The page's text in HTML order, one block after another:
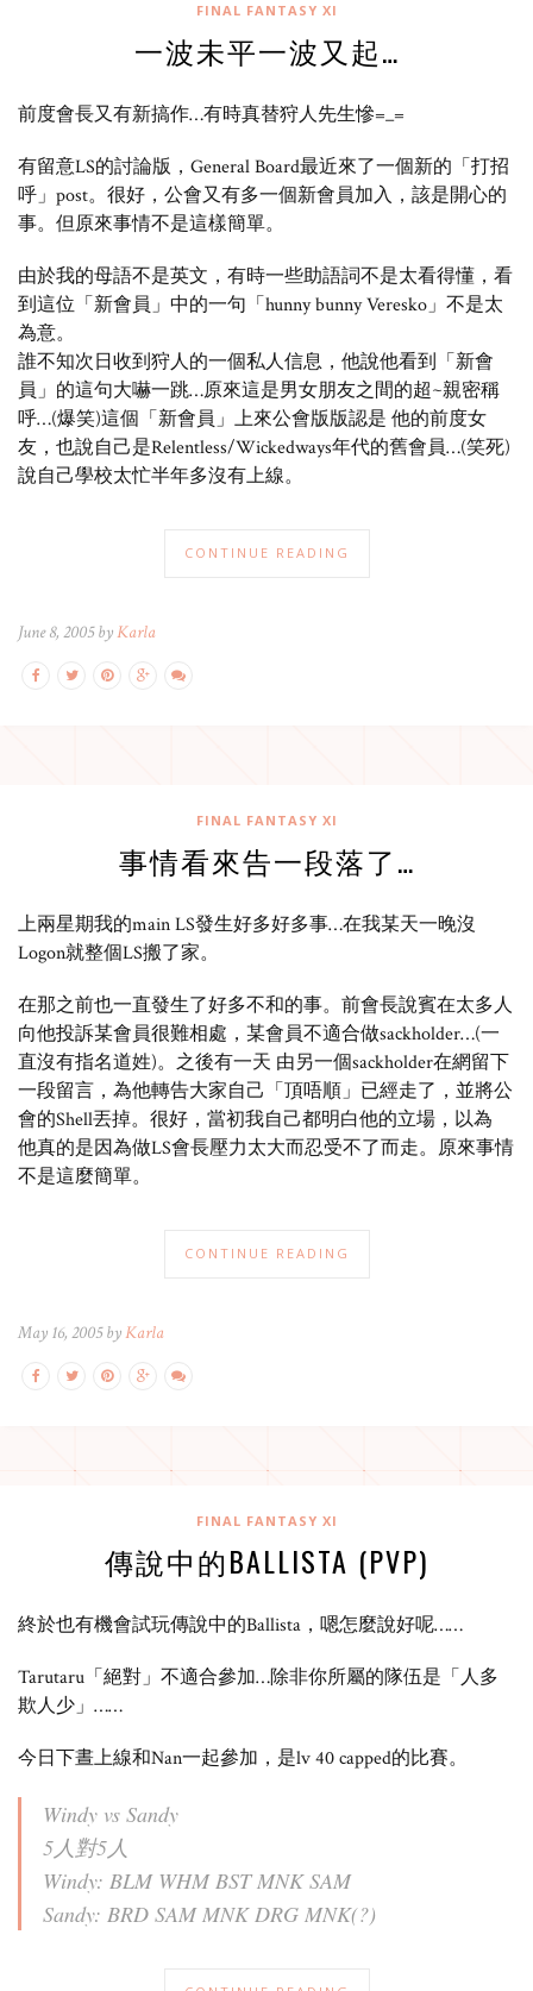
FINAL FANTASY XI
一波未平一波又起…
前度會長又有新搞作…有時真替狩人先生慘=_=
有留意LS的討論版，General Board最近來了一個新的「打招
呼」post。很好，公會又有多一個新會員加入，該是開心的
事。但原來事情不是這樣簡單。
由於我的母語不是英文，有時一些助語詞不是太看得懂，看
到這位「新會員」中的一句「hunny bunny Veresko」不是太
為意。
誰不知次日收到狩人的一個私人信息，他說他看到「新會
員」的這句大嚇一跳…原來這是男女朋友之間的超~親密稱
呼…(爆笑)這個「新會員」上來公會版版認是 他的前度女
友，也說自己是Relentless/Wickedways年代的舊會員…(笑死)
說自己學校太忙半年多沒有上線。
CONTINUE READING
June 8, 2005 byKarla
FINAL FANTASY XI
事情看來告一段落了…
上兩星期我的main LS發生好多好多事…在我某天一晚沒
Logon就整個LS搬了家。
在那之前也一直發生了好多不和的事。前會長說賓在太多人
向他投訴某會員很難相處，某會員不適合做sackholder…(一
直沒有指名道姓)。之後有一天 由另一個sackholder在網留下
一段留言，為他轉告大家自己「頂唔順」已經走了，並將公
會的Shell丟掉。很好，當初我自己都明白他的立場，以為
他真的是因為做LS會長壓力太大而忍受不了而走。原來事情
不是這麼簡單。
CONTINUE READING
May 16, 2005 byKarla
FINAL FANTASY XI
傳說中的BALLISTA (PVP)
終於也有機會試玩傳說中的Ballista，嗯怎麼說好呢……
Tarutaru「絕對」不適合參加…除非你所屬的隊伍是「人多
欺人少」……
今日下晝上線和Nan一起參加，是lv 40 capped的比賽。
Windy vs Sandy
5人對5人
Windy: BLM WHM BST MNK SAM
Sandy: BRD SAM MNK DRG MNK(?)